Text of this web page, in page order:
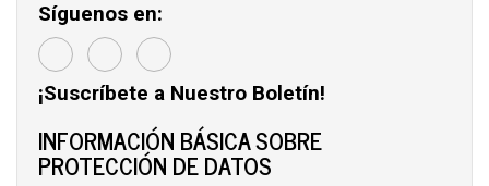
Síguenos en:
¡Suscríbete a Nuestro Boletín!
INFORMACIÓN BÁSICA SOBRE
PROTECCIÓN DE DATOS